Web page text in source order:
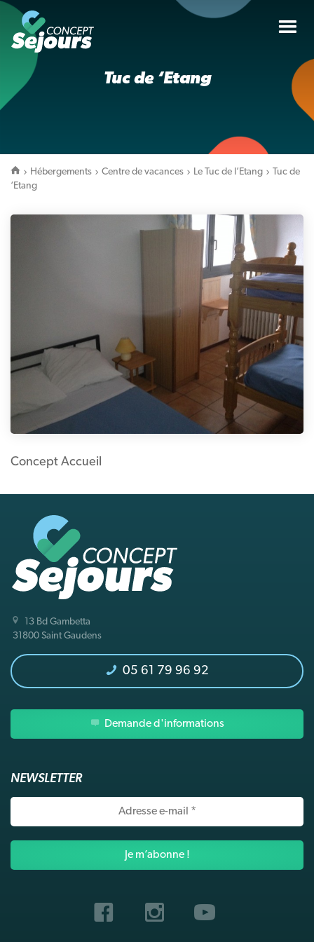
Tuc de ‘Etang
Hébergements Centre de vacances Le Tuc de l’Etang
Tuc de
‘Etang
Concept Accueil
13 Bd Gambetta
31800 Saint Gaudens
05 61 79 96 92
Demande d'informations
NEWSLETTER